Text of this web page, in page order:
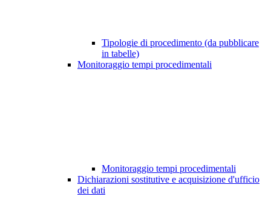
Tipologie di procedimento (da pubblicare
in tabelle)
Monitoraggio tempi procedimentali
Monitoraggio tempi procedimentali
Dichiarazioni sostitutive e acquisizione d'ufficio
dei dati